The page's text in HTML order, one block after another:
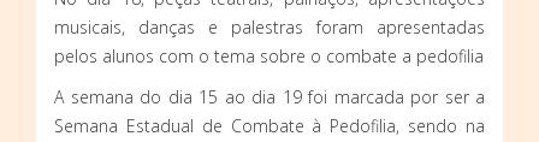
musicais, danças e palestras foram apresentadas
pelos alunos com o tema sobre o combate a pedofilia
A semana do dia 15 ao dia 19 foi marcada por ser a
Semana Estadual de Combate à Pedofilia, sendo na